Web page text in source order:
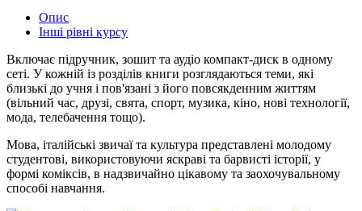
Опис
Інші рівні курсу
Включає підручник, зошит та аудіо компакт-диск в одному
сеті. У кожній із розділів книги розглядаються теми, які
близькі до учня і пов'язані з його повсякденним життям
(вільний час, друзі, свята, спорт, музика, кіно, нові технології,
мода, телебачення тощо).
Мова, італійські звичаї та культура представлені молодому
студентові, використовуючи яскраві та барвисті історії, у
формі коміксів, в надзвичайно цікавому та заохочувальному
способі навчання.